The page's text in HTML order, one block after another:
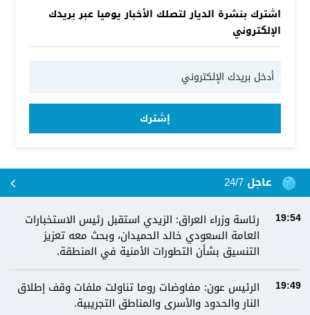
اشترك بنشرة الديار لتصلك الأخبار يوميا عبر بريدك
الإلكتروني
إشترك
عاجل 24/7
19:54
رئاسة وزراء العراق: الزيدي استقبل رئيس الاستخبارات
العامة السعودي خالد الحميدان، وبحث معه تعزيز
التنسيق بشأن التطورات الأمنية في المنطقة.
19:49
الرئيس عون: مفاوضات روما تناولت ملفات وقف إطلاق
النار والحدود والأسرى والمناطق التجريبية.